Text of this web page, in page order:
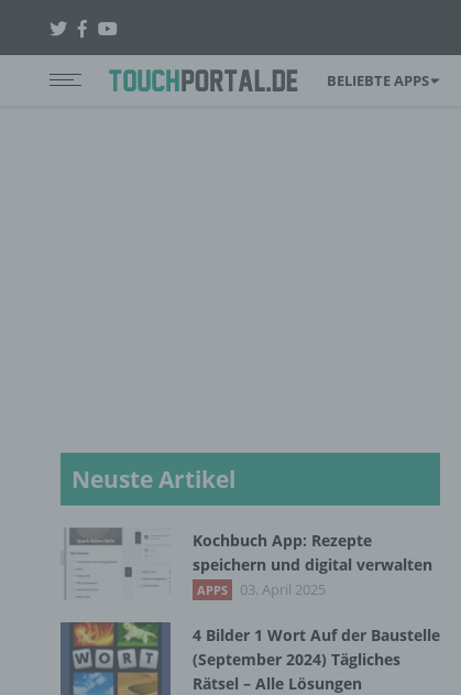
BELIEBTE APPS
Neuste Artikel
Kochbuch App: Rezepte
speichern und digital verwalten
APPS 03. April 2025
4 Bilder 1 Wort Auf der Baustelle
(September 2024) Tägliches
Rätsel – Alle Lösungen